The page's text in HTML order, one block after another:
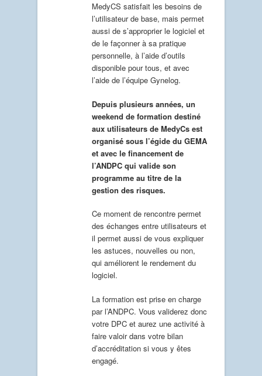
MedyCS satisfait les besoins de
l’utilisateur de base, mais permet
aussi de s’approprier le logiciel et
de le façonner à sa pratique
personnelle, à l’aide d’outils
disponible pour tous, et avec
l’aide de l’équipe Gynelog.
Depuis plusieurs années, un
weekend de formation destiné
aux utilisateurs de MedyCs est
organisé́ sous l’égide du GEMA
et avec le financement de
l’ANDPC qui valide son
programme au titre de la
gestion des risques.
Ce moment de rencontre permet
des échanges entre utilisateurs et
il permet aussi de vous expliquer
les astuces, nouvelles ou non,
qui améliorent le rendement du
logiciel.
La formation est prise en charge
par l’ANDPC. Vous validerez donc
votre DPC et aurez une activité à
faire valoir dans votre bilan
d’accréditation si vous y êtes
engagé.